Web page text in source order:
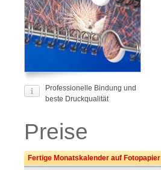
Professionelle Bindung und
beste Druckqualität
Preise
Fertige Monatskalender auf Fotopapier